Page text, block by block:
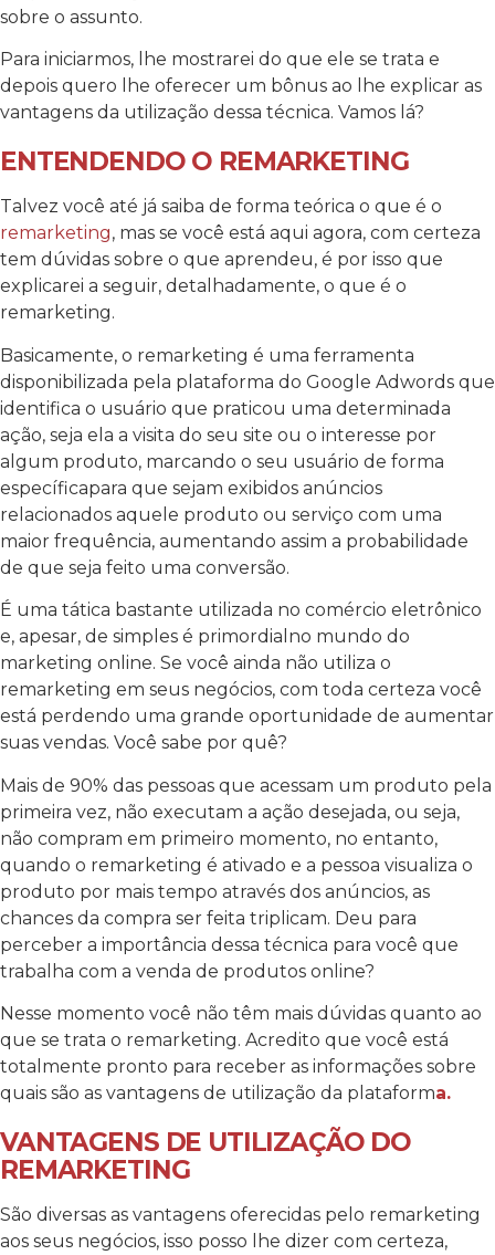
sobre o assunto.
Para iniciarmos, lhe mostrarei do que ele se trata e
depois quero lhe oferecer um bônus ao lhe explicar as
vantagens da utilização dessa técnica. Vamos lá?
ENTENDENDO O REMARKETING
Talvez você até já saiba de forma teórica o que é o
remarketing, mas se você está aqui agora, com certeza
tem dúvidas sobre o que aprendeu, é por isso que
explicarei a seguir, detalhadamente, o que é o
remarketing.
Basicamente, o remarketing é uma ferramenta
disponibilizada pela plataforma do Google Adwords que
identifica o usuário que praticou uma determinada
ação, seja ela a visita do seu site ou o interesse por
algum produto, marcando o seu usuário de forma
específicapara que sejam exibidos anúncios
relacionados aquele produto ou serviço com uma
maior frequência, aumentando assim a probabilidade
de que seja feito uma conversão.
É uma tática bastante utilizada no comércio eletrônico
e, apesar, de simples é primordialno mundo do
marketing online. Se você ainda não utiliza o
remarketing em seus negócios, com toda certeza você
está perdendo uma grande oportunidade de aumentar
suas vendas. Você sabe por quê?
Mais de 90% das pessoas que acessam um produto pela
primeira vez, não executam a ação desejada, ou seja,
não compram em primeiro momento, no entanto,
quando o remarketing é ativado e a pessoa visualiza o
produto por mais tempo através dos anúncios, as
chances da compra ser feita triplicam. Deu para
perceber a importância dessa técnica para você que
trabalha com a venda de produtos online?
Nesse momento você não têm mais dúvidas quanto ao
que se trata o remarketing. Acredito que você está
totalmente pronto para receber as informações sobre
quais são as vantagens de utilização da plataforma.
VANTAGENS DE UTILIZAÇÃO DO
REMARKETING
São diversas as vantagens oferecidas pelo remarketing
aos seus negócios, isso posso lhe dizer com certeza,